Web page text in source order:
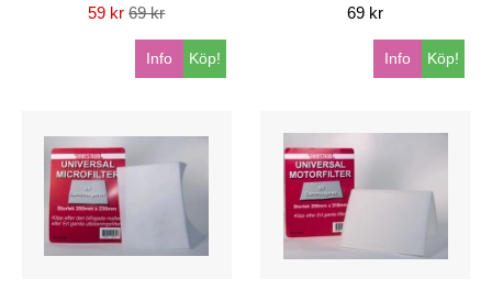
59 kr 69 kr
Köp!
Info
69 kr
Köp!
Info